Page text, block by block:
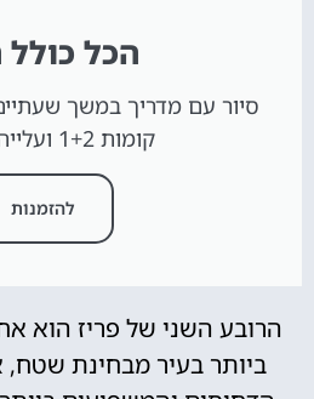
הכל
סיור עם מדריך במשך
קומות 1+2 ועלייה לפסגה
להזמנות
הרובע השני של פריז הוא
ביותר בעיר מבחינת